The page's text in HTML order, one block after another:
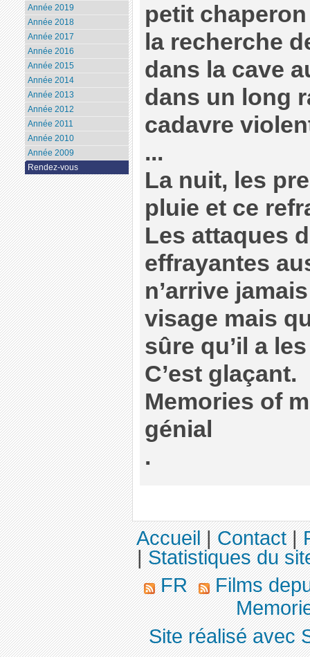
petit
la recherche
dans la cave
dans un long
cadavre
...
La nuit, les
pluie et ce
Les attaques
effrayantes
n’arrive
visage mais
sûre qu’il a
C’est glaçant.
Memories of
génial
.
Année 2019
Année 2018
Année 2017
Année 2016
Année 2015
Année 2014
Année 2013
Année 2012
Année 2011
Année 2010
Année 2009
Rendez-vous
Accueil|Contact|
|Statistiques du
FR
Films
Site réalisé avec